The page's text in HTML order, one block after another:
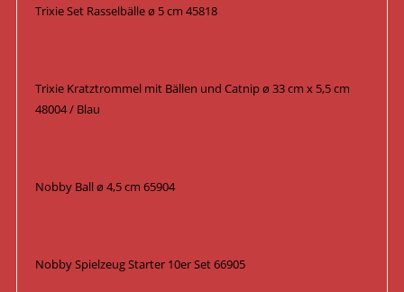
Trixie Set Rasselbälle ø 5 cm 45818
Trixie Kratztrommel mit Bällen und Catnip ø 33 cm x 5,5 cm
48004 / Blau
Nobby Ball ø 4,5 cm 65904
Nobby Spielzeug Starter 10er Set 66905